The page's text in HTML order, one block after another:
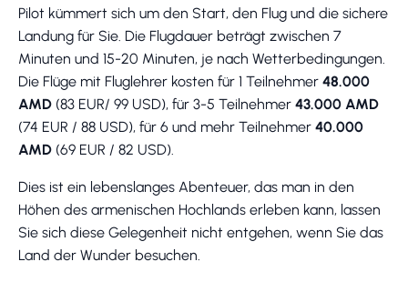
Pilot kümmert sich um den Start, den Flug und die sichere
Landung für Sie. Die Flugdauer beträgt zwischen 7
Minuten und 15-20 Minuten, je nach Wetterbedingungen.
Die Flüge mit Fluglehrer kosten für 1 Teilnehmer 48.000
AMD (83 EUR/ 99 USD), für 3-5 Teilnehmer 43.000 AMD
(74 EUR / 88 USD), für 6 und mehr Teilnehmer 40.000
AMD (69 EUR / 82 USD).
Dies ist ein lebenslanges Abenteuer, das man in den
Höhen des armenischen Hochlands erleben kann, lassen
Sie sich diese Gelegenheit nicht entgehen, wenn Sie das
Land der Wunder besuchen.